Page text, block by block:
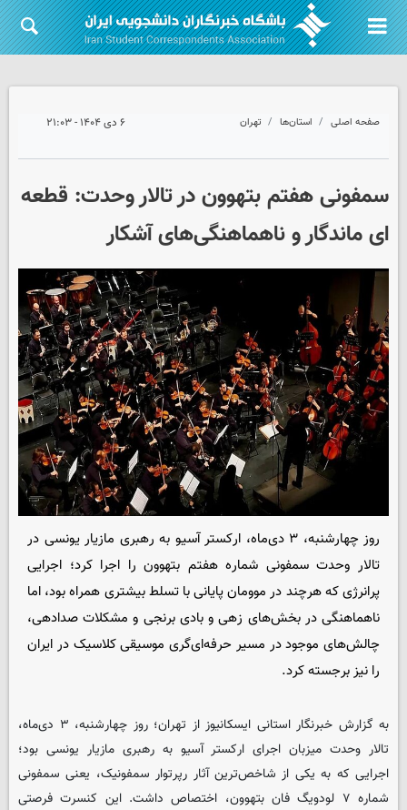
صفحه اصلی استان‌ها تهران ۶ دی ۱۴۰۴ - ۲۱:۰۳
سمفونی هفتم بتهوون در تالار وحدت: قطعه
ای ماندگار و ناهماهنگی‌های آشکار
روز چهارشنبه، ۳ دی‌ماه، ارکستر آسیو به رهبری مازیار یونسی در
تالار وحدت سمفونی شماره هفتم بتهوون را اجرا کرد؛ اجرایی
پرانرژی که هرچند در موومان پایانی با تسلط بیشتری همراه بود، اما
ناهماهنگی در بخش‌های زهی و بادی برنجی و مشکلات صدادهی،
چالش‌های موجود در مسیر حرفه‌ای‌گری موسیقی کلاسیک در ایران
را نیز برجسته کرد.
به گزارش خبرنگار استانی ایسکانیوز
از تهران؛ روز چهارشنبه، ۳ دی‌ماه،
تالار وحدت میزبان اجرای ارکستر آسیو به رهبری مازیار یونسی بود؛
اجرایی که به یکی از شاخص‌ترین آثار رپرتوار سمفونیک، یعنی سمفونی
شماره ۷ لودویگ فان بتهوون، اختصاص داشت. این کنسرت فرصتی